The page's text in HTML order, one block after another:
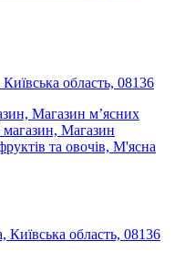
область, 08136
Магазин м’ясних
магазин, Магазин
та овочів, М'ясна
область, 08136